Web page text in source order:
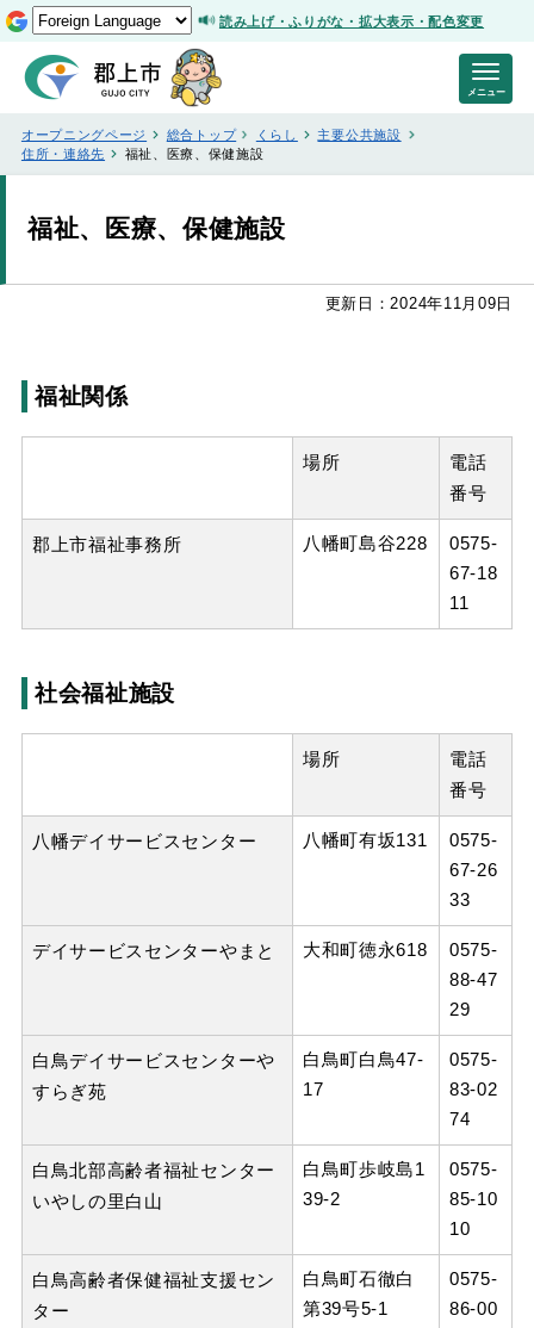
読み上げ・ふりがな・拡大表示・配色変更
オープニングページ 総合トップ くらし
主要公共施設
住所・連絡先
福祉、医療、保健施設
福祉、医療、保健施設
更新日：2024年11月09日
福祉関係
場所
電話
番号
郡上市福祉事務所 八幡町島谷228
0575-
67-18
11
社会福祉施設
場所
電話
番号
八幡デイサービスセンター 八幡町有坂131
0575-
67-26
33
デイサービスセンターやまと 大和町徳永618
0575-
88-47
29
白鳥デイサービスセンターや
すらぎ苑
白鳥町白鳥47-
17
0575-
83-02
74
白鳥北部高齢者福祉センター
いやしの里白山
白鳥町歩岐島1
39-2
0575-
85-10
10
白鳥高齢者保健福祉支援セン
ター
白鳥町石徹白
第39号5-1
0575-
86-00
メニュー